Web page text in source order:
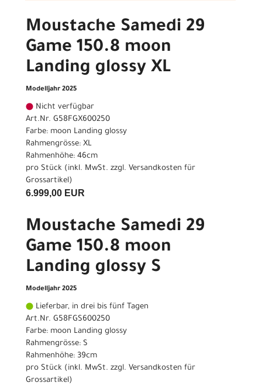
Moustache Samedi 29
Game 150.8 moon
Landing glossy XL
Modelljahr 2025
Nicht verfügbar
Art.Nr. G58FGX600250
Farbe: moon Landing glossy
Rahmengrösse: XL
Rahmenhöhe: 46cm
pro Stück (inkl. MwSt. zzgl. Versandkosten für
Grossartikel)
6.999,00 EUR
Moustache Samedi 29
Game 150.8 moon
Landing glossy S
Modelljahr 2025
Lieferbar, in drei bis fünf Tagen
Art.Nr. G58FGS600250
Farbe: moon Landing glossy
Rahmengrösse: S
Rahmenhöhe: 39cm
pro Stück (inkl. MwSt. zzgl. Versandkosten für
Grossartikel)